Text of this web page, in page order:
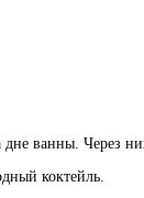
дне ванны. Через
коктейль.